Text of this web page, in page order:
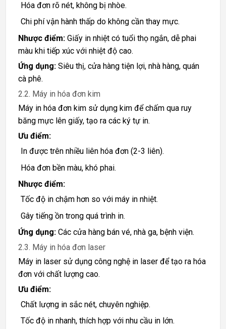
Hóa đơn rõ nét, không bị nhòe.
Chi phí vận hành thấp do không cần thay mực.
Nhược điểm: Giấy in nhiệt có tuổi thọ ngắn, dễ phai
màu khi tiếp xúc với nhiệt độ cao.
Ứng dụng: Siêu thị, cửa hàng tiện lợi, nhà hàng, quán
cà phê.
2.2. Máy in hóa đơn kim
Máy in hóa đơn kim sử dụng kim để chấm qua ruy
băng mực lên giấy, tạo ra các ký tự in.
Ưu điểm:
In được trên nhiều liên hóa đơn (2-3 liên).
Hóa đơn bền màu, khó phai.
Nhược điểm:
Tốc độ in chậm hơn so với máy in nhiệt.
Gây tiếng ồn trong quá trình in.
Ứng dụng: Các cửa hàng bán vé, nhà ga, bệnh viện.
2.3. Máy in hóa đơn laser
Máy in laser sử dụng công nghệ in laser để tạo ra hóa
đơn với chất lượng cao.
Ưu điểm:
Chất lượng in sắc nét, chuyên nghiệp.
Tốc độ in nhanh, thích hợp với nhu cầu in lớn.